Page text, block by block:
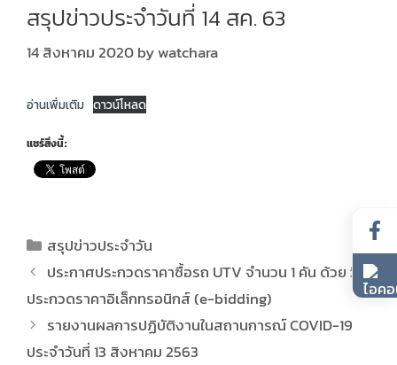
สรุปข่าวประจำวันที่ 14 สค. 63
14 สิงหาคม 2020bywatchara
อ่านเพิ่มเติม ดาวน์โหลด
แชร์สิ่งนี้:
สรุปข่าวประจำวัน
ประกาศประกวดราคาซื้อรถ UTV จำนวน 1 คัน ด้วย วิธี
ประกวดราคาอิเล็กทรอนิกส์ (e-bidding)
รายงานผลการปฏิบัติงานในสถานการณ์ COVID-19
ประจำวันที่ 13 สิงหาคม 2563